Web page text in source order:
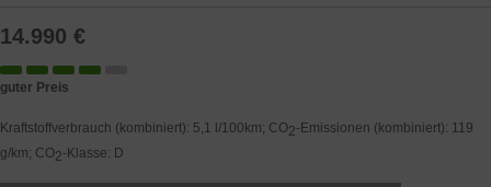
14.990 €
guter Preis
Kraftstoffverbrauch (kombiniert): 5,1 l/100km; CO2-Emissionen (kombiniert): 119
g/km; CO2-Klasse: D